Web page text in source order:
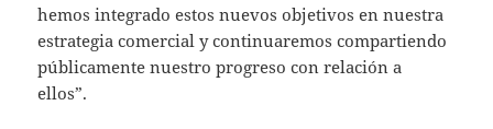
hemos integrado estos nuevos objetivos en nuestra
estrategia comercial y continuaremos compartiendo
públicamente nuestro progreso con relación a
ellos”.